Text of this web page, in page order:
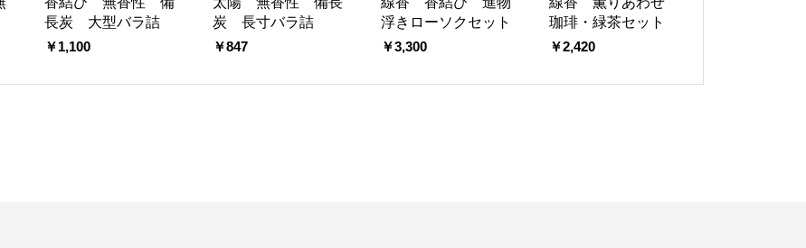
長炭 大型バラ詰
￥1,100
炭 長寸バラ詰
￥847
浮きローソクセット
￥3,300
珈琲・緑茶セット
￥2,420